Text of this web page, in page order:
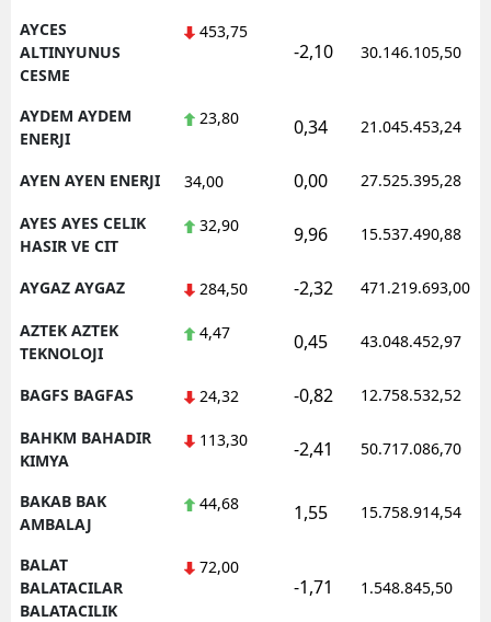
AYCES
ALTINYUNUS
CESME
453,75
-2,10 30.146.105,50
AYDEM AYDEM
ENERJI
23,80 0,34 21.045.453,24
AYEN AYEN ENERJI 34,00 0,00 27.525.395,28
AYES AYES CELIK
HASIR VE CIT
32,90 9,96 15.537.490,88
AYGAZ AYGAZ 284,50 -2,32 471.219.693,00
AZTEK AZTEK
TEKNOLOJI
4,47 0,45 43.048.452,97
BAGFS BAGFAS 24,32 -0,82 12.758.532,52
BAHKM BAHADIR
KIMYA
113,30 -2,41 50.717.086,70
BAKAB BAK
AMBALAJ
44,68 1,55 15.758.914,54
BALAT
BALATACILAR
BALATACILIK
72,00
-1,71 1.548.845,50